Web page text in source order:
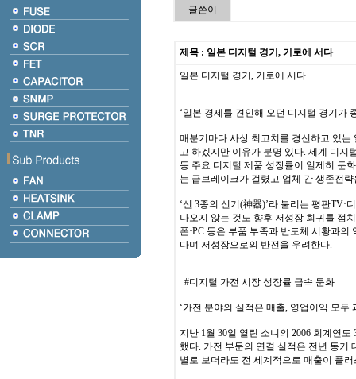
글쓴이
제목 : 일본 디지털 경기, 기로에 서다
일본 디지털 경기, 기로에 서다
‘일본 경제를 견인해 오던 디지털 경기가
매분기마다 사상 최고치를 경신하고 있
고 하겠지만 이유가 분명 있다. 세계 디지
등 주요 디지털 제품 성장률이 일제히 둔
는 급브레이크가 걸렸고 업체 간 생존전
‘신 3종의 신기(神器)’라 불리는 평판
나오지 않는 것도 향후 저성장 회귀를 점
폰·PC 등은 부품 부족과 반도체 시황과
다며 저성장으로의 반전을 우려한다.
#디지털 가전 시장 성장률 급속 둔화
‘가전 분야의 실적은 매출, 영업이익 모
지난 1월 30일 열린 소니의 2006 회계연
했다. 가전 부문의 연결 실적은 전년 동기
별로 보더라도 전 세계적으로 매출이 플